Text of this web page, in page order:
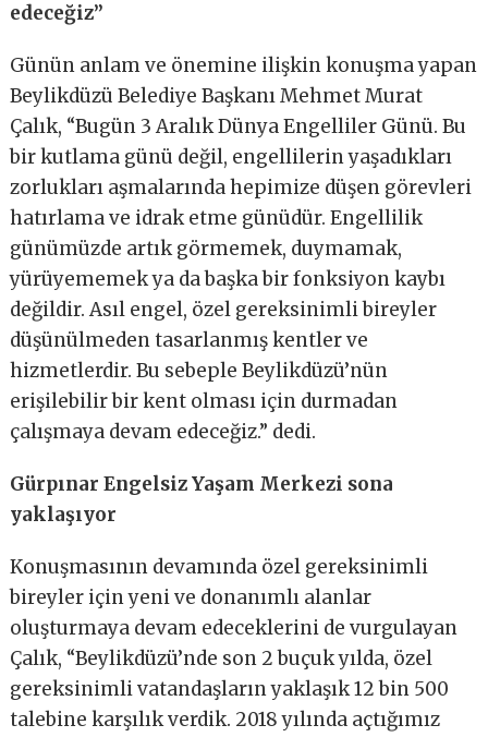
edeceğiz”
Günün anlam ve önemine ilişkin konuşma yapan
Beylikdüzü Belediye Başkanı Mehmet Murat
Çalık, “Bugün 3 Aralık Dünya Engelliler Günü. Bu
bir kutlama günü değil, engellilerin yaşadıkları
zorlukları aşmalarında hepimize düşen görevleri
hatırlama ve idrak etme günüdür. Engellilik
günümüzde artık görmemek, duymamak,
yürüyememek ya da başka bir fonksiyon kaybı
değildir. Asıl engel, özel gereksinimli bireyler
düşünülmeden tasarlanmış kentler ve
hizmetlerdir. Bu sebeple Beylikdüzü’nün
erişilebilir bir kent olması için durmadan
çalışmaya devam edeceğiz.” dedi.
Gürpınar Engelsiz Yaşam Merkezi sona
yaklaşıyor
Konuşmasının devamında özel gereksinimli
bireyler için yeni ve donanımlı alanlar
oluşturmaya devam edeceklerini de vurgulayan
Çalık, “Beylikdüzü’nde son 2 buçuk yılda, özel
gereksinimli vatandaşların yaklaşık 12 bin 500
talebine karşılık verdik. 2018 yılında açtığımız